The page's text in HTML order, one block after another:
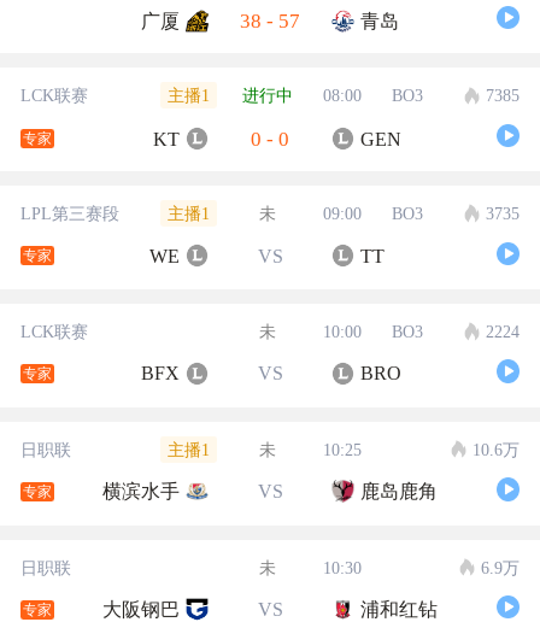
广厦 38 - 57 青岛
LCK联赛 主播1 进行中 08:00 BO3 7385
专家 KT 0 - 0 GEN
LPL第三赛段 主播1 未 09:00 BO3 3735
专家 WE VS TT
LCK联赛 未 10:00 BO3 2224
专家 BFX VS BRO
日职联 主播1 未 10:25 10.6万
专家 横滨水手 VS 鹿岛鹿角
日职联 未 10:30 6.9万
专家 大阪钢巴 VS 浦和红钻